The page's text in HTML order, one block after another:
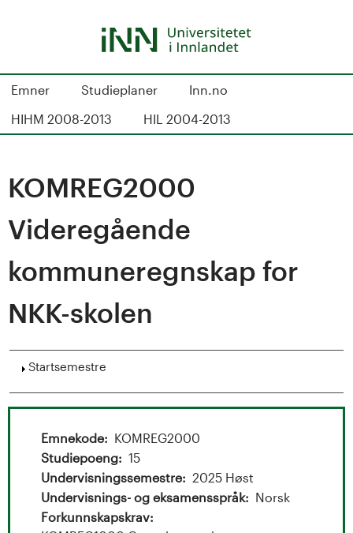
S
d
e
k
a
t
a
Emner Studieplaner
Inn.no
HIHM 2008-2013
HIL 2004-2013
KOMREG2000
Videregående
kommuneregnskap for
NKK-skolen
Vis
Startsemestre
Emnekode
KOMREG2000
Studiepoeng
15
Undervisningssemestre
2025 Høst
Undervisnings- og eksamensspråk
Norsk
Forkunnskapskrav